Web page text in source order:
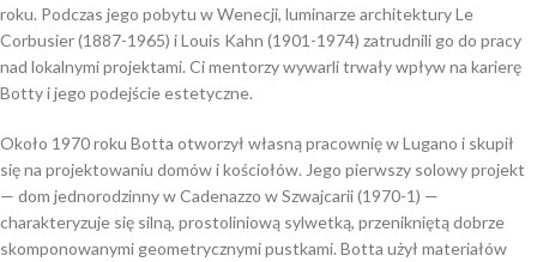
roku. Podczas jego pobytu w Wenecji, luminarze architektury Le
Corbusier (1887-1965) i Louis Kahn (1901-1974) zatrudnili go do pracy
nad lokalnymi projektami. Ci mentorzy wywarli trwały wpływ na karierę
Botty i jego podejście estetyczne.
Około 1970 roku Botta otworzył własną pracownię w Lugano i skupił
się na projektowaniu domów i kościołów. Jego pierwszy solowy projekt
— dom jednorodzinny w Cadenazzo w Szwajcarii (1970-1) —
charakteryzuje się silną, prostoliniową sylwetką, przenikniętą dobrze
skomponowanymi geometrycznymi pustkami. Botta użył materiałów